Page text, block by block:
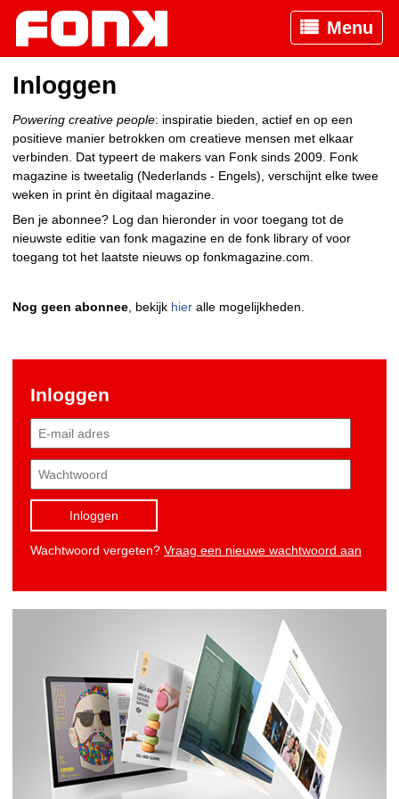
Menu
Inloggen
Powering creative people: inspiratie bieden, actief en op een
positieve manier betrokken om creatieve mensen met elkaar
verbinden. Dat typeert de makers van Fonk sinds 2009. Fonk
magazine is tweetalig (Nederlands - Engels), verschijnt elke twee
weken in print èn digitaal magazine.
Ben je abonnee? Log dan hieronder in voor toegang tot de
nieuwste editie van fonk magazine en de fonk library of voor
toegang tot het laatste nieuws op fonkmagazine.com.
Nog geen abonnee , bekijk hier alle mogelijkheden.
Inloggen
Inloggen
Wachtwoord vergeten? Vraag een nieuwe wachtwoord aan